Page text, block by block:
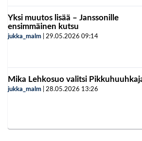
Yksi muutos lisää – Janssonille
ensimmäinen kutsu
jukka_malm 29.05.2026 09:14
Mika Lehkosuo valitsi
jukka_malm 28.05.2026 13:26